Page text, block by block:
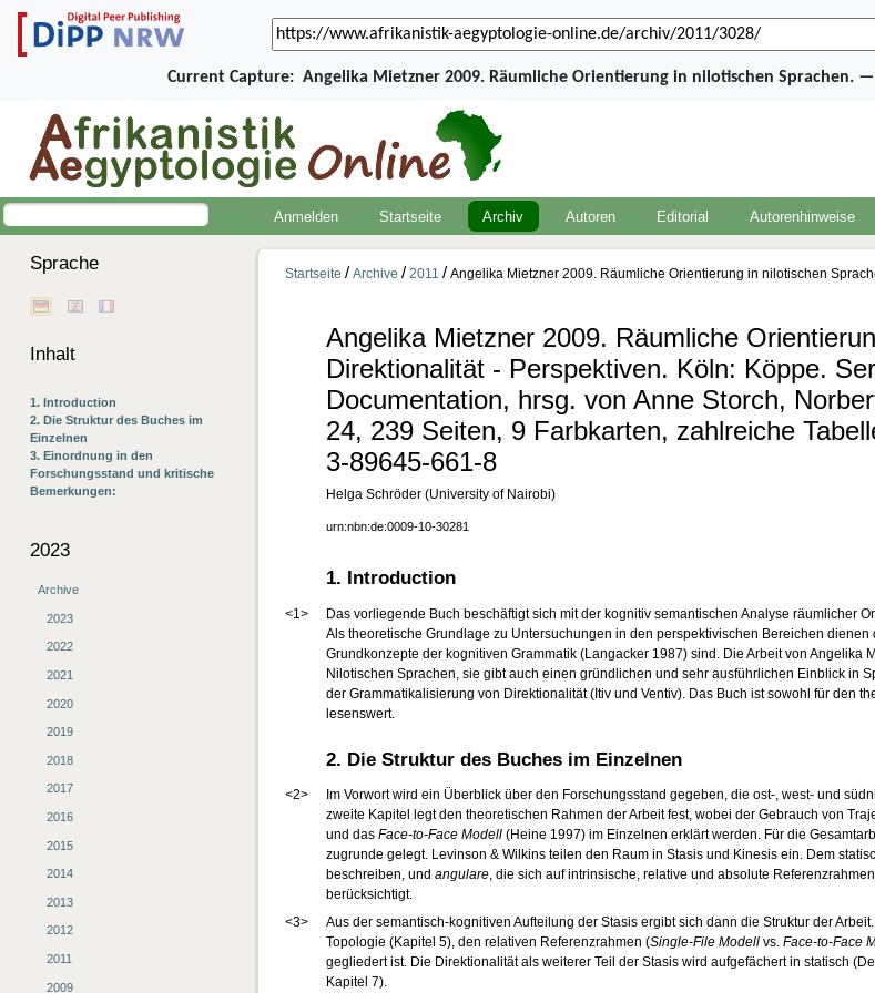
Current Capture: Angelika Mietzner 2009. Räumliche Orientierung in nilotischen Sprachen.